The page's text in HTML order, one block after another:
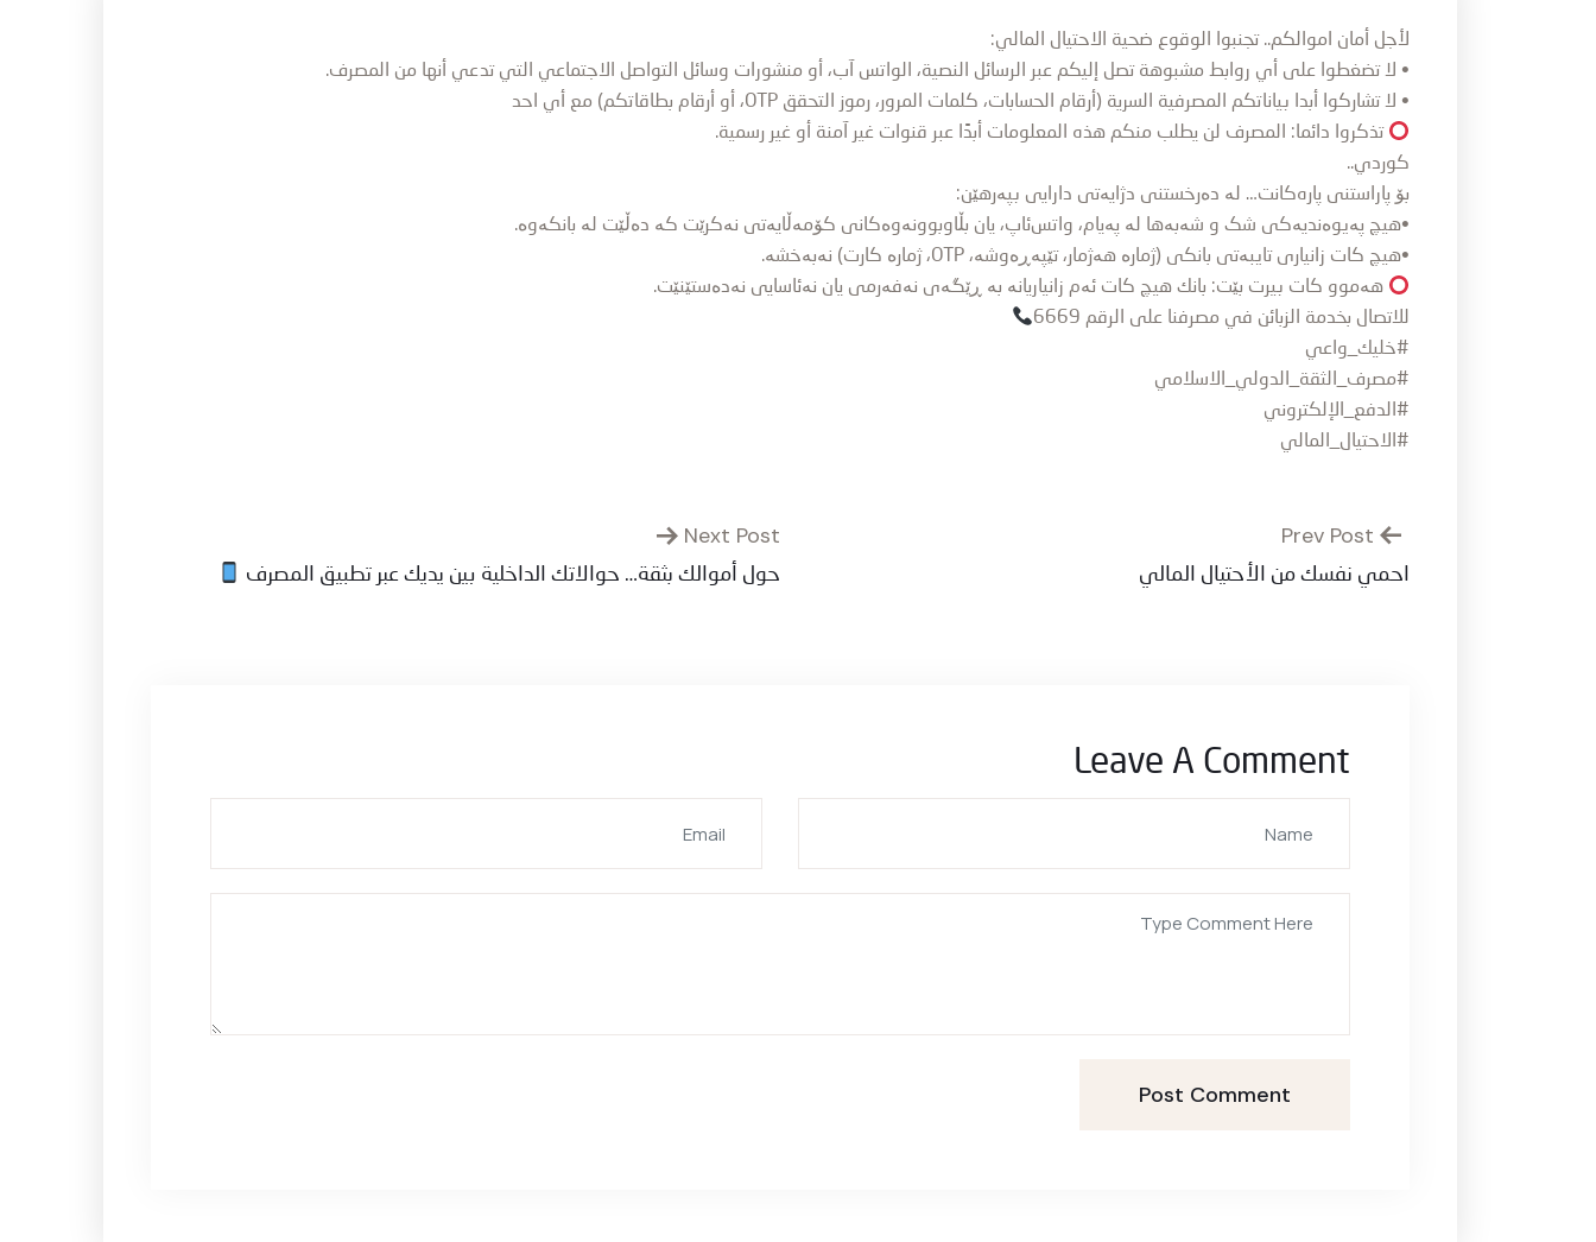
لأجل أمان اموالكم.. تجنبوا الوقوع ضحية الاحتيال المالي:
• لا تضغطوا على أي روابط مشبوهة تصل إليكم عبر الرسائل النصية، الواتس آب، أو منشورات وسائل التواصل الاجتماعي التي تدعي أنها من المصرف.
• لا تشاركوا أبدا بياناتكم المصرفية السرية (أرقام الحسابات، كلمات المرور، رموز التحقق OTP، أو أرقام بطاقاتكم) مع أي احد
تذكروا دائما: المصرف لن يطلب منكم هذه المعلومات أبدًا عبر قنوات غير آمنة أو غير رسمية.
كوردي..
بۆ پاراستنی پاره‌کانت… لە دەرخستنی دژایەتی دارایی بپەرهێن:
•هیچ پەیوەندیەکی شک و شەبەها لە پەیام، واتس‌ئاپ، یان بڵاوبوونەوەکانی کۆمەڵایەتی نەکرێت کە دەڵێت لە بانكەوە.
•هیچ کات زانیاری تایبەتی بانکی (ژمارە هەژمار، تێپەڕەوشە، OTP، ژمارە کارت) نەبەخشە.
هەموو کات بیرت بێت: بانك هیچ کات ئەم زانیاریانە بە ڕێگەی نەفەرمی یان نەئاسایی نەدەستێنێت.
للاتصال بخدمة الزبائن في مصرفنا على الرقم 6669
#خليك_واعي
#مصرف_الثقة_الدولي_الاسلامي
#الدفع_الإلكتروني
#الاحتيال_المالي
احمي نفسك من الأحتيال المالي
Next Post
حول أموالك بثقة… حوالاتك الداخلية بين يديك عبر تطبيق المصرف
Leave A Comment
Post Comment